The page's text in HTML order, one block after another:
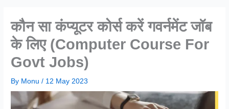
कौन सा कंप्यूटर कोर्स करें गवर्नमेंट जॉब
के लिए (Computer Course For
Govt Jobs)
By Monu/ 12 May 2023